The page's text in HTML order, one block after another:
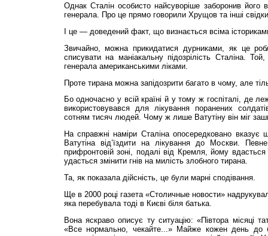
Однак Сталін особисто найсуворіше заборонив його
генерала. Про це прямо говорили Хрущов та інші
І це — доведений факт, що визнається всіма
Звичайно, можна прикидатися дурниками, як це
списувати на маніакальну підо­зрілість Сталіна.
генерала американськими ліками.
Проте тирана можна запідозрити багато в чому, але
Бо одночасно у всій країні й у тому ж госпіталі, де
використовувався для лі­ку­вання поранених
сотням тисяч людей. Чому ж лише Ватутіну він міг
На справжні наміри Сталіна опосередковано вказує
Ватутіна від’їздити на лікування до Москви.
прифронтовій зоні, подалі від Кремля, йому
удасться змінити гнів на милість злобного тирана.
Та, як показала дійсність, це були марні сподівання.
Ще в 2000 році газета «Столичные новости»
яка перебувала тоді в Києві біля батька.
Вона яскраво описує ту ситуацію: «Півтора місяці
«Все нормально, чекайте...» Майже кожен день до